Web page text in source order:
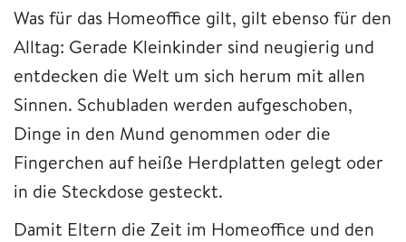
Was für das Homeoffice gilt, gilt ebenso für den
Alltag: Gerade Kleinkinder sind neugierig und
entdecken die Welt um sich herum mit allen
Sinnen. Schubladen werden aufgeschoben,
Dinge in den Mund genommen oder die
Fingerchen auf heiße Herdplatten gelegt oder
in die Steckdose gesteckt.
Damit Eltern die Zeit im Homeoffice und den